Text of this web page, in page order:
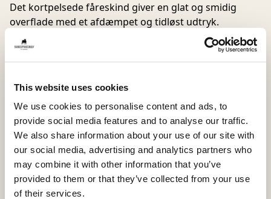
This website uses cookies
We use cookies to personalise content and ads, to
provide social media features and to analyse our traffic.
We also share information about your use of our site with
our social media, advertising and analytics partners who
may combine it with other information that you’ve
provided to them or that they’ve collected from your use
of their services.
Det kortpelsede fåreskind giver en glat og smidig
overflade med et afdæmpet og tidløst udtryk.
Materialets naturlige egenskaber gør hynden
behagelig at bruge året rundt og tilfører blød komfort
til siddepladsen.
stolhynde unik og fremhæver følelsen af ægte
naturmaterialer og genuint håndværk. Undersiden i
naturligt ubehandlet læder giver stabilitet og
forstærker den autentiske karakter.
Indvendigt materiale
Sheepskin
Udvendigt materiale